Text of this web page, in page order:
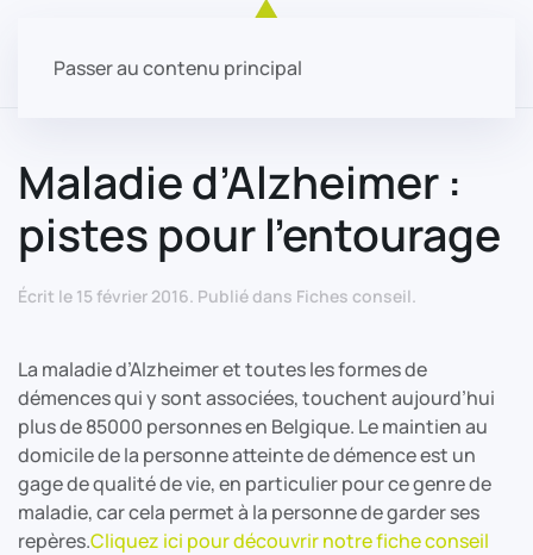
Passer au contenu principal
Maladie d’Alzheimer :
pistes pour l’entourage
Écrit le 15 février 2016. Publié dans Fiches conseil.
La maladie d’Alzheimer et toutes les formes de
démences qui y sont associées, touchent aujourd’hui
plus de 85000 personnes en Belgique. Le maintien au
domicile de la personne atteinte de démence est un
gage de qualité de vie, en particulier pour ce genre de
maladie, car cela permet à la personne de garder ses
repères.Cliquez ici pour découvrir notre fiche conseil